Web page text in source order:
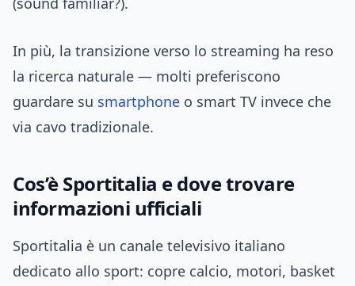
In più, la transizione verso lo streaming ha reso
la ricerca naturale — molti preferiscono
guardare su smartphone o smart TV invece che
via cavo tradizionale.
Cos’è Sportitalia e dove trovare
informazioni ufficiali
Sportitalia è un canale televisivo italiano
dedicato allo sport: copre calcio, motori, basket